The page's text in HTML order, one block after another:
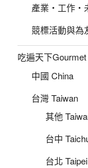
產業‧工作‧
競標活動與為
吃遍天下Gourmet
中國 China
台灣 Taiwan
其他
台中
台北 Taipei